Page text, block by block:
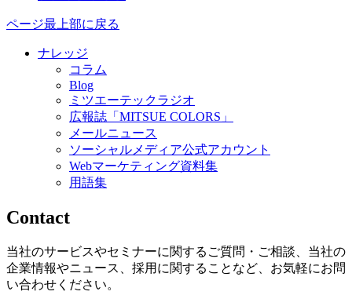
ページ最上部に戻る
ナレッジ
コラム
Blog
ミツエーテックラジオ
広報誌「MITSUE COLORS」
メールニュース
ソーシャルメディア公式アカウント
Webマーケティング資料集
用語集
Contact
当社のサービスやセミナーに関するご質問・ご相談、当社の
企業情報やニュース、採用に関することなど、お気軽にお問
い合わせください。